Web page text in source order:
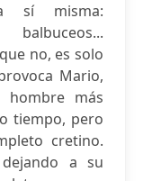
sí misma:
no, es solo
Mario,
más
tiempo, pero
cretino.
a su